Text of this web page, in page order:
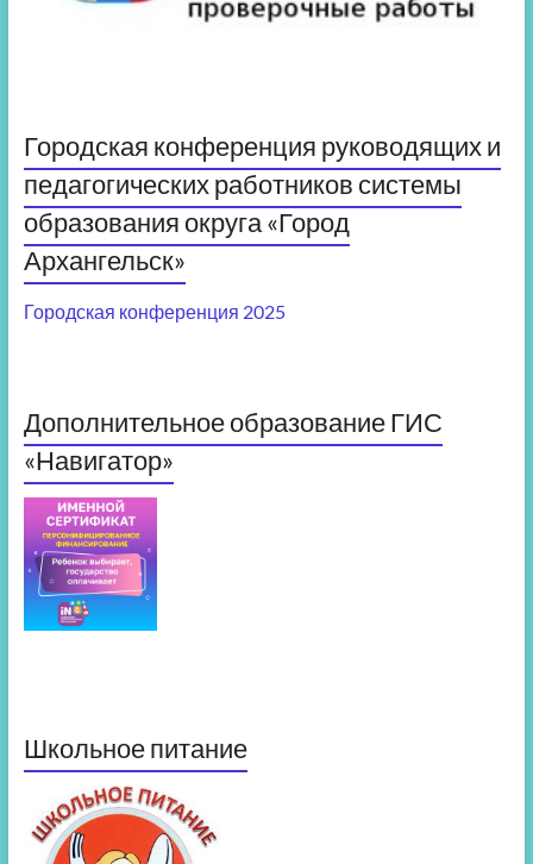
Городская конференция руководящих и
педагогических работников системы
образования округа «Город
Архангельск»
Городская конференция 2025
Дополнительное образование ГИС
«Навигатор»
Школьное питание